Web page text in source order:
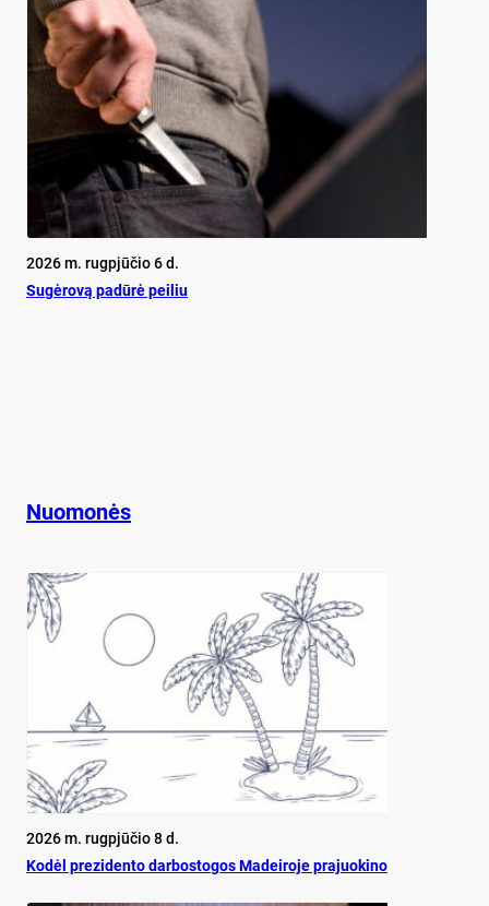
2026 m. rugpjūčio 6 d.
Su­gė­ro­vą pa­dū­rė pei­liu
Nuomonės
2026 m. rugpjūčio 8 d.
Ko­dėl pre­zi­den­to dar­bos­to­gos Ma­dei­ro­je pra­juo­ki­no